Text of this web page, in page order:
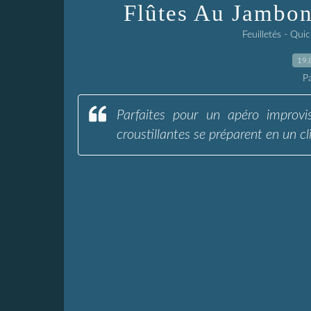
Flûtes Au
Feuilletés -
Parfaites pour un apéro
croustillantes se préparent en un